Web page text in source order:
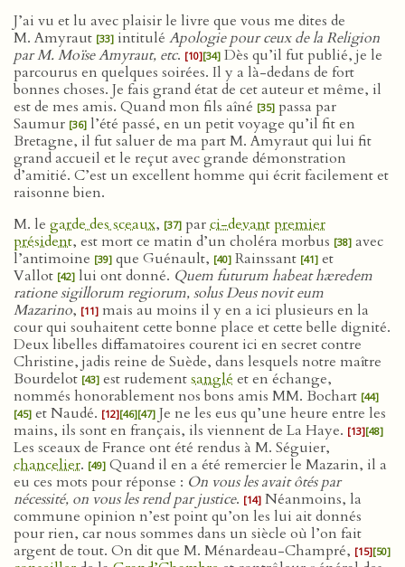
J’ai vu et lu avec plaisir le livre que vous me dites de
M. Amyraut [33] intitulé Apologie pour ceux de la Religion
par M. Moïse Amyraut, etc. [10][34] Dès qu’il fut publié, je le
parcourus en quelques soirées. Il y a là-dedans de fort
bonnes choses. Je fais grand état de cet auteur et même, il
est de mes amis. Quand mon fils aîné [35] passa par
Saumur [36] l’été passé, en un petit voyage qu’il fit en
Bretagne, il fut saluer de ma part M. Amyraut qui lui fit
grand accueil et le reçut avec grande démonstration
d’amitié. C’est un excellent homme qui écrit facilement et
raisonne bien.
M. le garde des sceaux, [37] parci-devantpremier
président, est mort ce matin d’un choléra morbus [38] avec
l’antimoine [39] que Guénault, [40] Rainssant [41] et
Vallot [42] lui ont donné. Quem futurum habeat hæredem
ratione sigillorum regiorum, solus Deus novit eum
Mazarino, [11] mais au moins il y en a ici plusieurs en la
cour qui souhaitent cette bonne place et cette belle dignité.
Deux libelles diffamatoires courent ici en secret contre
Christine, jadis reine de Suède, dans lesquels notre maître
Bourdelot [43] est rudementsanglé et en échange,
nommés honorablement nos bons amis MM. Bochart [44]
[45] et Naudé. [12][46][47] Je ne les eus qu’une heure entre les
mains, ils sont en français, ils viennent de La Haye. [13][48]
Les sceaux de France ont été rendus à M. Séguier,
chancelier. [49] Quand il en a été remercier le Mazarin, il a
eu ces mots pour réponse : On vous les avait ôtés par
nécessité, on vous les rend par justice. [14] Néanmoins, la
commune opinion n’est point qu’on les lui ait donnés
pour rien, car nous sommes dans un siècle où l’on fait
argent de tout. On dit que M. Ménardeau-Champré, [15][50]